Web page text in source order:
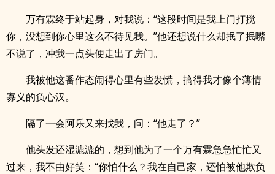
万有霖终于站起身，对我说：“这段时间是我上门打搅
你，没想到你心里这么不待见我。”他还想说什么却抿了抿嘴
不说了，冲我一点头便走出了房门。
我被他这番作态闹得心里有些发慌，搞得我才像个薄情
寡义的负心汉。
隔了一会阿乐又来找我，问：“他走了？”
他头发还湿漉漉的，想到他为了一个万有霖急急忙忙又
过来，我不由好笑：“你怕什么？我在自己家，还怕被他欺负